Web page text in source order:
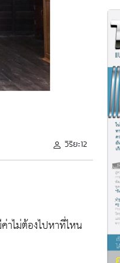
วิริยะ12
าไม่ต้องไปหาที่ไหน